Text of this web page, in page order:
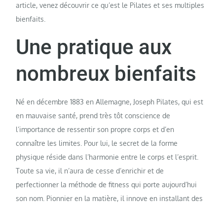
article, venez découvrir ce qu’est le Pilates et ses multiples
bienfaits.
Une pratique aux
nombreux bienfaits
Né en décembre 1883 en Allemagne, Joseph Pilates, qui est
en mauvaise santé, prend très tôt conscience de
l’importance de ressentir son propre corps et d’en
connaître les limites. Pour lui, le secret de la forme
physique réside dans l’harmonie entre le corps et l’esprit.
Toute sa vie, il n’aura de cesse d’enrichir et de
perfectionner la méthode de fitness qui porte aujourd’hui
son nom. Pionnier en la matière, il innove en installant des